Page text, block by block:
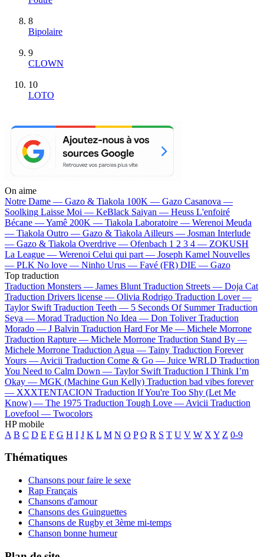
8
Bipolaire
9
CLOWN
10
LOTO
On aime
Notre Dame — Gazo & Tiakola 100K — Gazo Casanova —
Soolking Laisse Moi — KeBlack Saiyan — Heuss L'enfoiré
Bécane —Yamê 200K — Tiakola Laboratoire — Werenoi Meuda
— Tiakola Outro — Gazo & Tiakola Ailleurs — Josman Interlude
— Gazo & Tiakola Overdrive — Ofenbach 1 2 3 4 — ZOKUSH
La League — Werenoi Celui qui part — Joseph Kamel Nouvelles
— PLK No love — Ninho Urus — Favé (FR) DIE — Gazo
Top traduction
Traduction Monsters — James Blunt Traduction Streets — Doja Cat
Traduction Drivers license — Olivia Rodrigo Traduction Lover —
Taylor Swift Traduction Teeth — 5 Seconds Of Summer Traduction
Seya — Morad Traduction No Idea — Don Toliver Traduction
Morado — J Balvin Traduction Hard For Me — Michele Morrone
Traduction Rapture — Michele Morrone Traduction Stand By —
Michele Morrone Traduction Agua — Tainy Traduction Forever
Yours — Avicii Traduction Come & Go — Juice WRLD Traduction
You Need to Calm Down — Taylor Swift Traduction I Think I’m
Okay — MGK (Machine Gun Kelly) Traduction bad vibes forever
— XXXTENTACION Traduction If You're Too Shy (Let Me
Know) — The 1975 Traduction Tough Love — Avicii Traduction
Lovefool — Twocolors
HP mobile
A B C D E F G H I J K L M N O P Q R S T U V W X Y Z 0-9
Thématiques
Chansons pour faire le sexe
Rap Français
Chansons d'amour
Chansons des Guinguettes
Chansons de Rugby et 3ème mi-temps
Chanson bonne humeur